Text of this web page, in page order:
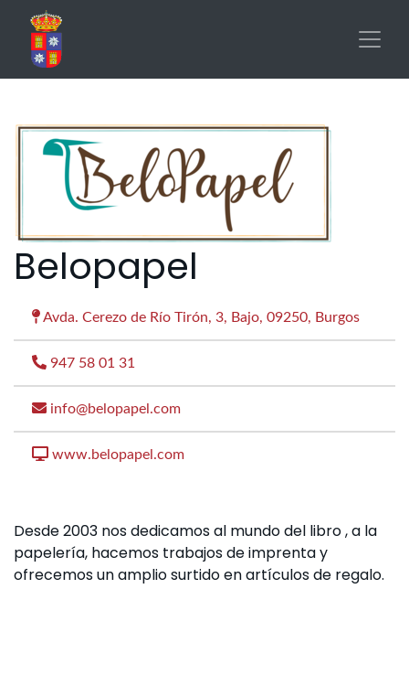
contenido
principal
Belopapel
Avda. Cerezo de Río Tirón, 3, Bajo, 09250, Burgos
947 58 01 31
info@belopapel.com
www.belopapel.com
Desde 2003 nos dedicamos al mundo del libro , a la
papelería, hacemos trabajos de imprenta y
ofrecemos un amplio surtido en artículos de regalo.